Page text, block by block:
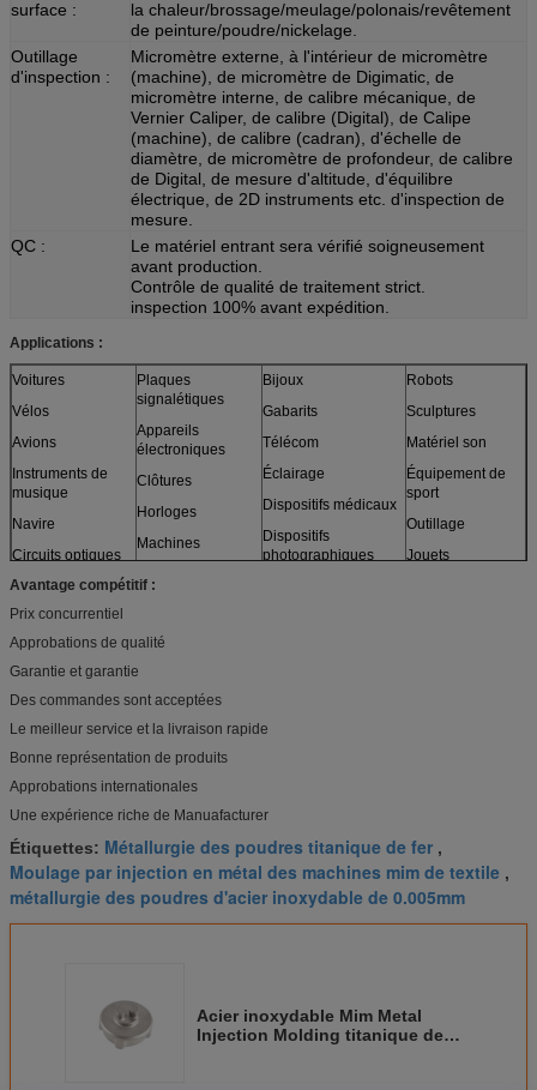
surface :
la chaleur/brossage/meulage/polonais/revêtement
de peinture/poudre/nickelage.
Outillage
d'inspection :
Micromètre externe, à l'intérieur de micromètre
(machine), de micromètre de Digimatic, de
micromètre interne, de calibre mécanique, de
Vernier Caliper, de calibre (Digital), de Calipe
(machine), de calibre (cadran), d'échelle de
diamètre, de micromètre de profondeur, de calibre
de Digital, de mesure d'altitude, d'équilibre
électrique, de 2D instruments etc. d'inspection de
mesure.
QC :
Le matériel entrant sera vérifié soigneusement
avant production.
Contrôle de qualité de traitement strict.
inspection 100% avant expédition.
Applications :
Voitures
Vélos
Avions
Instruments de
musique
Navire
Circuits optiques
Capteurs
Modèles
Plaques
signalétiques
Appareils
électroniques
Clôtures
Horloges
Machines
Bijoux
Gabarits
Télécom
Éclairage
Dispositifs médicaux
Dispositifs
photographiques
Robots
Sculptures
Matériel son
Équipement de
sport
Outillage
Jouets
Avantage compétitif :
Prix concurrentiel
Approbations de qualité
Garantie et garantie
Des commandes sont acceptées
Le meilleur service et la livraison rapide
Bonne représentation de produits
Approbations internationales
Une expérience riche de Manuafacturer
Étiquettes: Métallurgie des poudres titanique de fer ,
Moulage par injection en métal des machines mim de textile ,
métallurgie des poudres d'acier inoxydable de 0.005mm
Acier inoxydable Mim Metal
Injection Molding titanique de